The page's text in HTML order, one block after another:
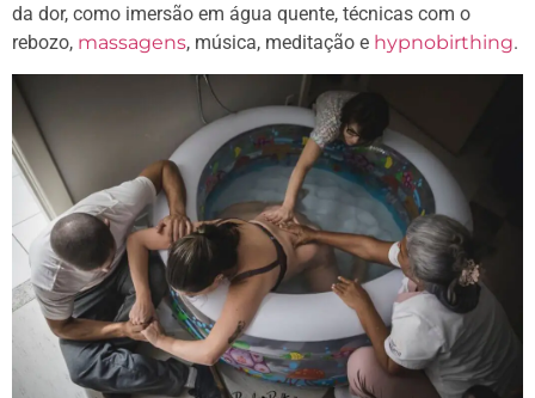
da dor, como imersão em água quente, técnicas com o
rebozo, massagens, música, meditação e hypnobirthing.